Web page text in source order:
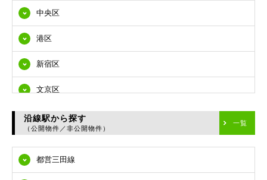
中央区
港区
新宿区
文京区
台東区
江東区
沿線駅から探す
（公開物件／非公開物件）
一覧
都営三田線